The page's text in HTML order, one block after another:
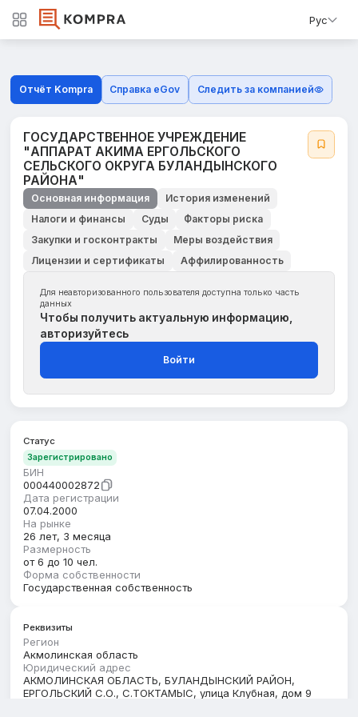
Рус
Отчёт Kompra Справка eGov Следить за компанией
ГОСУДАРСТВЕННОЕ УЧРЕЖДЕНИЕ
"АППАРАТ АКИМА ЕРГОЛЬСКОГО
СЕЛЬСКОГО ОКРУГА БУЛАНДЫНСКОГО
РАЙОНА"
Основная информация
История изменений
Налоги и финансы
Суды
Факторы риска
Закупки и госконтракты
Меры воздействия
Лицензии и сертификаты
Аффилированность
Для неавторизованного пользователя доступна только часть
данных
Чтобы получить актуальную информацию,
авторизуйтесь
Войти
Статус
Зарегистрировано
БИН
000440002872
Дата регистрации
07.04.2000
На рынке
26 лет, 3 месяца
Размерность
от 6 до 10 чел.
Форма собственности
Государственная собственность
Реквизиты
Регион
Акмолинская область
Юридический адрес
АКМОЛИНСКАЯ ОБЛАСТЬ, БУЛАНДЫНСКИЙ РАЙОН,
ЕРГОЛЬСКИЙ С.О., С.ТОКТАМЫС, улица Клубная, дом 9